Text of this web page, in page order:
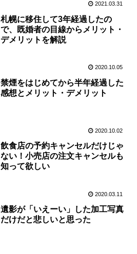
2021.03.31
札幌に移住して3年経過したの
で、既婚者の目線からメリット・
デメリットを解説
2020.10.05
禁煙をはじめてから半年経過した
感想とメリット・デメリット
2020.10.02
飲食店の予約キャンセルだけじゃ
ない！小売店の注文キャンセルも
知って欲しい
2020.03.11
遺影が「いえーい」した加工写真
だけだと悲しいと思った